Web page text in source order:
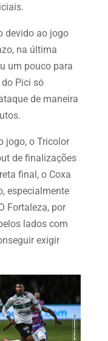
devido ao jogo
na última
um pouco para
Pici só
de maneira
jogo, o Tricolor
de finalizações
final, o Coxa
especialmente
Fortaleza, por
lados com
exigir